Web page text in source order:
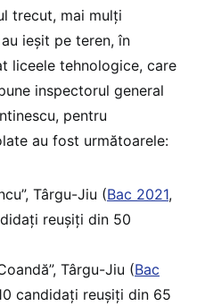
trecut, mai mulți
ieșit pe teren, în
liceele tehnologice, care
inspectorul general
pentru
au fost următoarele:
Târgu-Jiu (Bac 2021,
reușiți din 50
Târgu-Jiu (Bac
candidați reușiți din 65